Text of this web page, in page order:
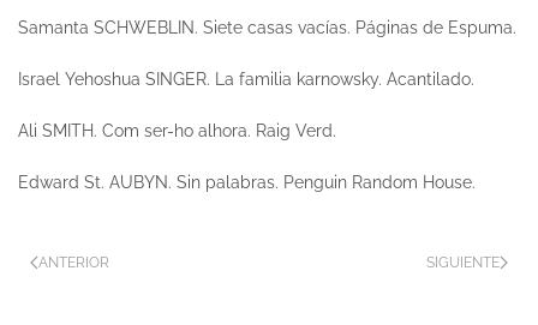
Samanta SCHWEBLIN. Siete casas vacías. Páginas de Espuma.
Israel Yehoshua SINGER. La familia karnowsky. Acantilado.
Ali SMITH. Com ser-ho alhora. Raig Verd.
Edward St. AUBYN. Sin palabras. Penguin Random House.
ANTERIOR SIGUIENTE